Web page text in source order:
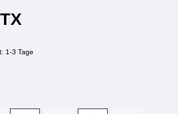
1-3 Tage